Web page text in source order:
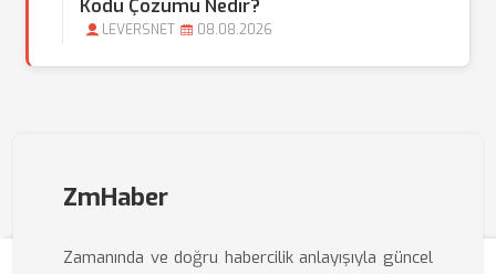
Kodu Çözümü Nedir?
LEVERSNET 08.08.2026
ZmHaber
Zamanında ve doğru habercilik anlayışıyla güncel